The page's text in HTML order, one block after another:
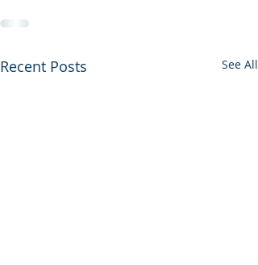
Recent Posts See All